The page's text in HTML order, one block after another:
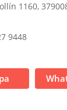
1160,
9448